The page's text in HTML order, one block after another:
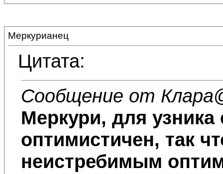
Меркурианец
Цитата:
Сообщение от Клара
Меркури, для
оптимистичен, так
неистребимым